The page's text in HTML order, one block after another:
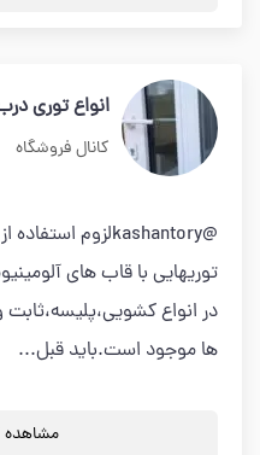
انواع توری
کانال فروشگاه
توریهایی با قاب های
در انواع
ها موجود است.باید قبل...
مشاهده